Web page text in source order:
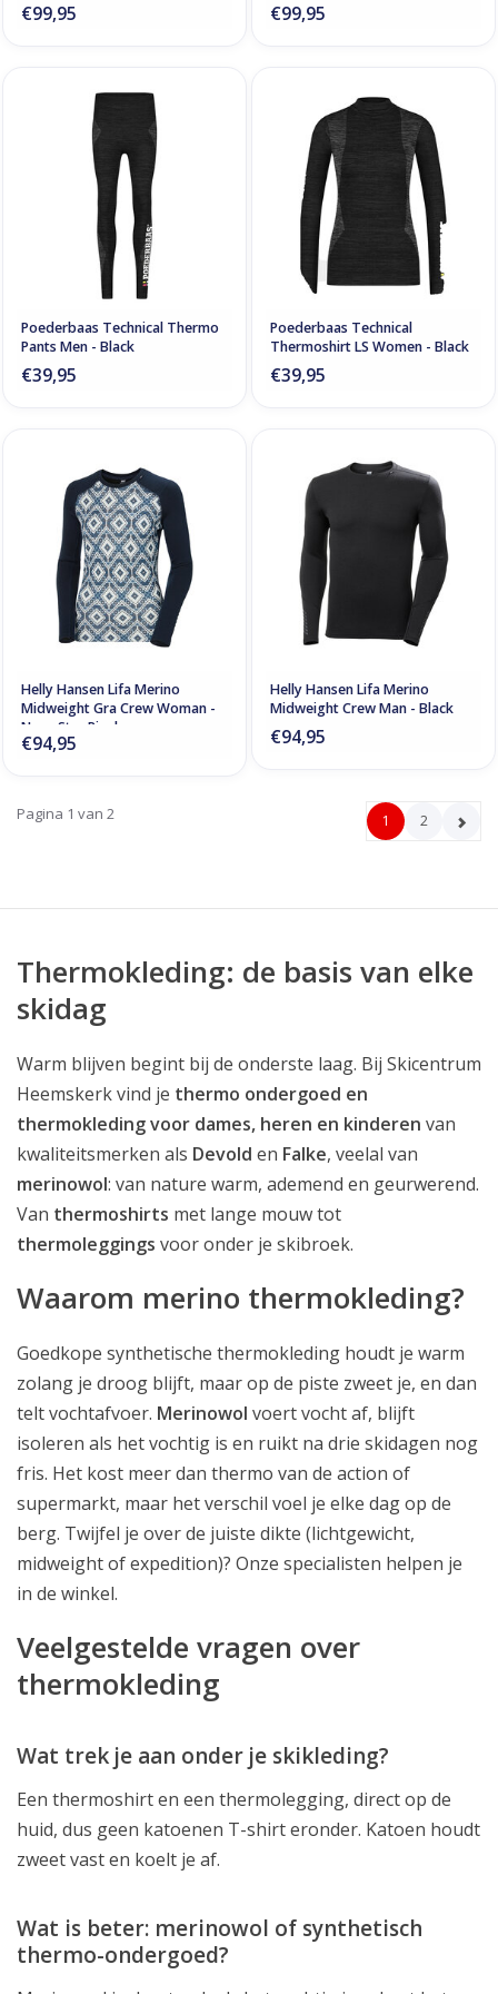
€99,95 €99,95
Poederbaas Technical Thermo
Pants Men - Black
€39,95
Poederbaas Technical
Thermoshirt LS Women - Black
€39,95
Helly Hansen Lifa Merino
Midweight Gra Crew Woman -
Navy Star Pixel
€94,95
Helly Hansen Lifa Merino
Midweight Crew Man - Black
€94,95
Pagina 1 van 2 1 2
Thermokleding: de basis van elke
skidag
Warm blijven begint bij de onderste laag. Bij Skicentrum
Heemskerk vind je thermo ondergoed en
thermokleding voor dames, heren en kinderen van
kwaliteitsmerken als Devold en Falke, veelal van
merinowol: van nature warm, ademend en geurwerend.
Van thermoshirts met lange mouw tot
thermoleggings voor onder je skibroek.
Waarom merino thermokleding?
Goedkope synthetische thermokleding houdt je warm
zolang je droog blijft, maar op de piste zweet je, en dan
telt vochtafvoer. Merinowol voert vocht af, blijft
isoleren als het vochtig is en ruikt na drie skidagen nog
fris. Het kost meer dan thermo van de action of
supermarkt, maar het verschil voel je elke dag op de
berg. Twijfel je over de juiste dikte (lichtgewicht,
midweight of expedition)? Onze specialisten helpen je
in de winkel.
Veelgestelde vragen over
thermokleding
Wat trek je aan onder je skikleding?
Een thermoshirt en een thermolegging, direct op de
huid, dus geen katoenen T-shirt eronder. Katoen houdt
zweet vast en koelt je af.
Wat is beter: merinowol of synthetisch
thermo-ondergoed?